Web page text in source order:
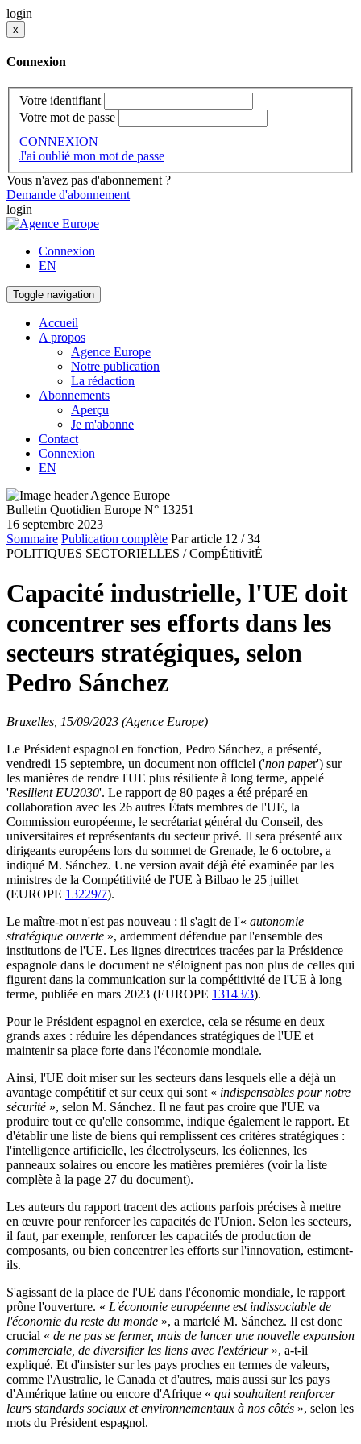
login
x
Connexion
Votre identifiant
Votre mot de passe
CONNEXION
J'ai oublié mon mot de passe
Vous n'avez pas d'abonnement ?
Demande d'abonnement
login
Connexion
EN
Toggle navigation
Accueil
A propos
Agence Europe
Notre publication
La rédaction
Abonnements
Aperçu
Je m'abonne
Contact
Connexion
EN
Bulletin Quotidien Europe N° 13251
16 septembre 2023
Sommaire Publication complète Par article 12 / 34
POLITIQUES SECTORIELLES / CompÉtitivitÉ
Capacité industrielle, l'UE doit
concentrer ses efforts dans les
secteurs stratégiques, selon
Pedro Sánchez
Bruxelles, 15/09/2023 (Agence Europe)
Le Président espagnol en fonction, Pedro Sánchez, a présenté,
vendredi 15 septembre, un document non officiel ('non paper') sur
les manières de rendre l'UE plus résiliente à long terme, appelé
'Resilient EU2030'. Le rapport de 80 pages a été préparé en
collaboration avec les 26 autres États membres de l'UE, la
Commission européenne, le secrétariat général du Conseil, des
universitaires et représentants du secteur privé. Il sera présenté aux
dirigeants européens lors du sommet de Grenade, le 6 octobre, a
indiqué M. Sánchez. Une version avait déjà été examinée par les
ministres de la Compétitivité de l'UE à Bilbao le 25 juillet
(EUROPE 13229/7).
Le maître-mot n'est pas nouveau : il s'agit de l'« autonomie
stratégique ouverte », ardemment défendue par l'ensemble des
institutions de l'UE. Les lignes directrices tracées par la Présidence
espagnole dans le document ne s'éloignent pas non plus de celles qui
figurent dans la communication sur la compétitivité de l'UE à long
terme, publiée en mars 2023 (EUROPE 13143/3).
Pour le Président espagnol en exercice, cela se résume en deux
grands axes : réduire les dépendances stratégiques de l'UE et
maintenir sa place forte dans l'économie mondiale.
Ainsi, l'UE doit miser sur les secteurs dans lesquels elle a déjà un
avantage compétitif et sur ceux qui sont « indispensables pour notre
sécurité», selon M. Sánchez. Il ne faut pas croire que l'UE va
produire tout ce qu'elle consomme, indique également le rapport. Et
d'établir une liste de biens qui remplissent ces critères stratégiques :
l'intelligence artificielle, les électrolyseurs, les éoliennes, les
panneaux solaires ou encore les matières premières (voir la liste
complète à la page 27 du document).
Les auteurs du rapport tracent des actions parfois précises à mettre
en œuvre pour renforcer les capacités de l'Union. Selon les secteurs,
il faut, par exemple, renforcer les capacités de production de
composants, ou bien concentrer les efforts sur l'innovation, estiment-
ils.
S'agissant de la place de l'UE dans l'économie mondiale, le rapport
prône l'ouverture. « L'économie européenne est indissociable de
l'économie du reste du monde », a martelé M. Sánchez. Il est donc
crucial « de ne pas se fermer, mais de lancer une nouvelle expansion
commerciale, de diversifier les liens avec l'extérieur», a-t-il
expliqué. Et d'insister sur les pays proches en termes de valeurs,
comme l'Australie, le Canada et d'autres, mais aussi sur les pays
d'Amérique latine ou encore d'Afrique « qui souhaitent renforcer
leurs standards sociaux et environnementaux à nos côtés », selon les
mots du Président espagnol.